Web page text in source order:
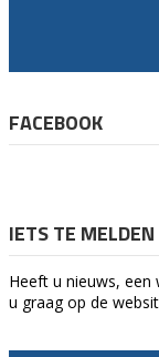
FACEBOOK
IETS TE MELDEN
Heeft u nieuws,
u graag op de